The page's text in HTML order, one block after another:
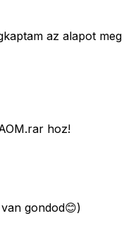
az alapot meg
hoz!
gondod😊)